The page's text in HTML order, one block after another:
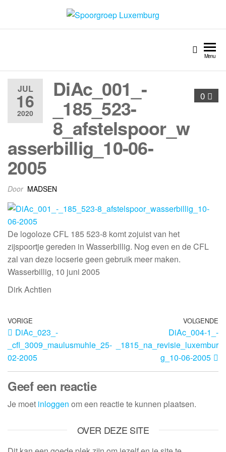
Spoorgroep Luxemburg
Menu
JUL
16
2020
0
DiAc_001_-
_185_523-
8_afstelspoor_w
asserbillig_10-06-
2005
Door MADSEN
De logoloze CFL 185 523-8 komt zojuist van het
zijspoortje gereden in Wasserbillig. Nog even en de CFL
zal van deze locserie geen gebruik meer maken.
Wasserbillig, 10 juni 2005
Dirk Achtien
VORIGE
DiAc_023_-
_cfl_3009_maulusmuhle_25-
02-2005
VOLGENDE
DiAc_004-1_-
_1815_na_revisie_luxembur
g_10-06-2005
Geef een reactie
Je moet inloggen om een reactie te kunnen plaatsen.
OVER DEZE SITE